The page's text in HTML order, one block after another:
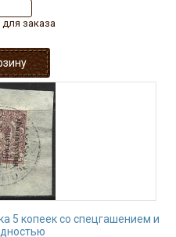
заказа
5 копеек со спецгашением и